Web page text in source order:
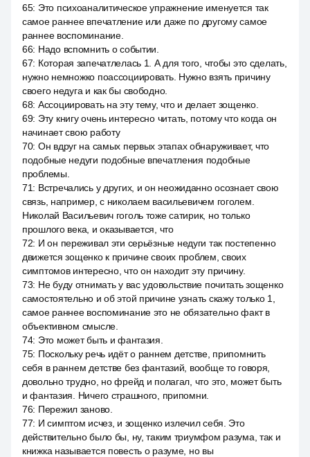
65: Это психоаналитическое упражнение именуется так
самое раннее впечатление или даже по другому самое
раннее воспоминание.
66: Надо вспомнить о событии.
67: Которая запечатлелась 1. А для того, чтобы это сделать,
нужно немножко поассоциировать. Нужно взять причину
своего недуга и как бы свободно.
68: Ассоциировать на эту тему, что и делает зощенко.
69: Эту книгу очень интересно читать, потому что когда он
начинает свою работу
70: Он вдруг на самых первых этапах обнаруживает, что
подобные недуги подобные впечатления подобные
проблемы.
71: Встречались у других, и он неожиданно осознает свою
связь, например, с николаем васильевичем гоголем.
Николай Васильевич гоголь тоже сатирик, но только
прошлого века, и оказывается, что
72: И он переживал эти серьёзные недуги так постепенно
движется зощенко к причине своих проблем, своих
симптомов интересно, что он находит эту причину.
73: Не буду отнимать у вас удовольствие почитать зощенко
самостоятельно и об этой причине узнать скажу только 1,
самое раннее воспоминание это не обязательно факт в
объективном смысле.
74: Это может быть и фантазия.
75: Поскольку речь идёт о раннем детстве, припомнить
себя в раннем детстве без фантазий, вообще то говоря,
довольно трудно, но фрейд и полагал, что это, может быть
и фантазия. Ничего страшного, припомни.
76: Пережил заново.
77: И симптом исчез, и зощенко излечил себя. Это
действительно было бы, ну, таким триумфом разума, так и
книжка называется повесть о разуме, но вы